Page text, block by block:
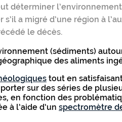
déterminer
a migré d’une région à
le décès.
(sédiments)
des aliments
tout en
sur des séries de
en fonction des
à l’aide d’un spectromètre